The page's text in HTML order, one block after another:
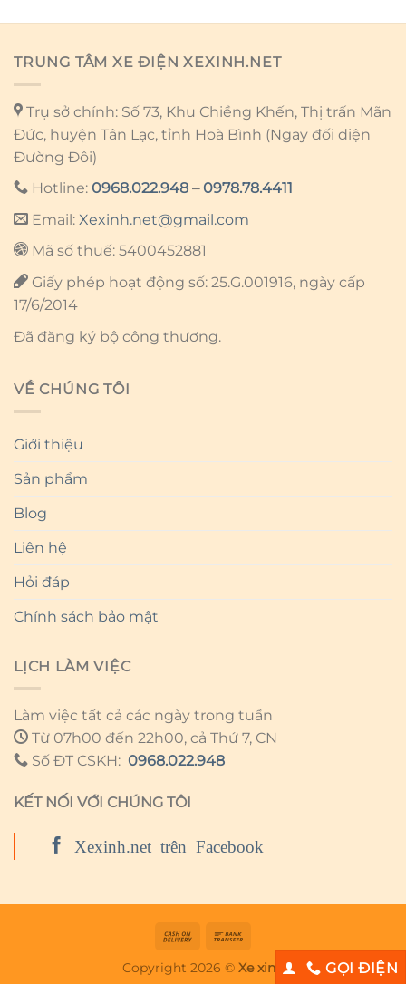
TRUNG TÂM XE ĐIỆN XEXINH.NET
Trụ sở chính: Số 73, Khu Chiềng Khến, Thị trấn Mãn
Đức, huyện Tân Lạc, tỉnh Hoà Bình (Ngay đối diện
Đường Đôi)
Hotline: 0968.022.948 –0978.78.4411
Email: Xexinh.net@gmail.com
Mã số thuế: 5400452881
Giấy phép hoạt động số: 25.G.001916, ngày cấp
17/6/2014
Đã đăng ký bộ công thương.
VỀ CHÚNG TÔI
Giới thiệu
Sản phẩm
Blog
Liên hệ
Hỏi đáp
Chính sách bảo mật
LỊCH LÀM VIỆC
Làm việc tất cả các ngày trong tuần
Từ 07h00 đến 22h00, cả Thứ 7, CN
Số ĐT CSKH: 0968.022.948
KẾT NỐI VỚI CHÚNG TÔI
Xexinh.net trên Facebook
Copyright 2026 © Xe xinh GỌI ĐIỆN